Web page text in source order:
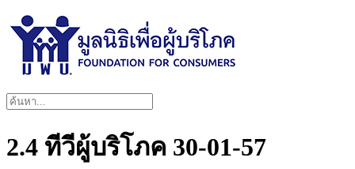
2.4 ทีวีผู้บริโภค 30-01-57